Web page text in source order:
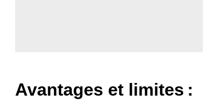
Avantages et limites :